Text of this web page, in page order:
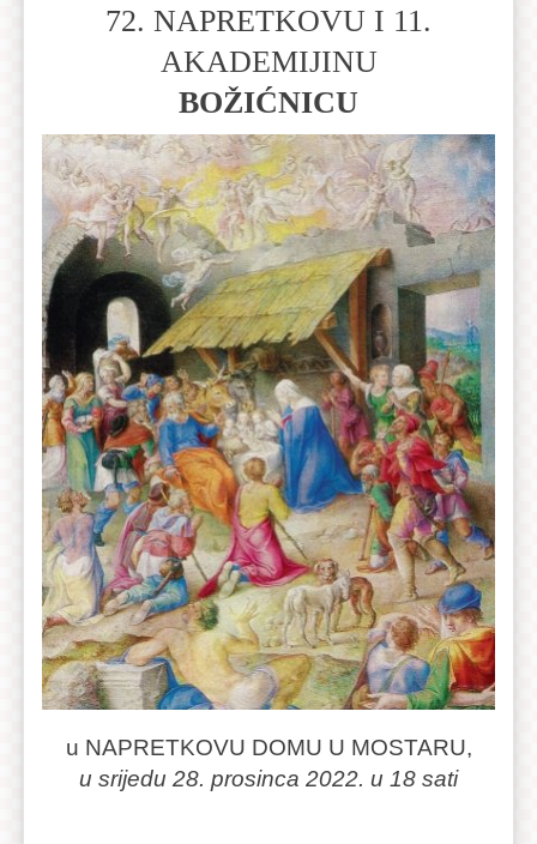
72. NAPRETKOVU I 11.
AKADEMIJINU
BOŽIĆNICU
u NAPRETKOVU DOMU U MOSTARU,
u srijedu 28. prosinca 2022. u 18 sati